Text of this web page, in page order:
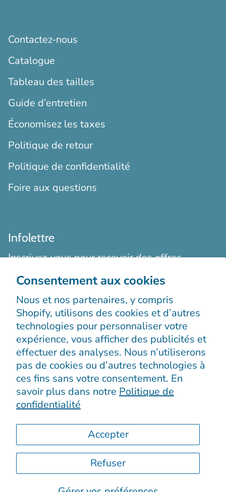
Consentement aux cookies
Nous et nos partenaires, y compris
Shopify, utilisons des cookies et d’autres
technologies pour personnaliser votre
expérience, vous afficher des publicités et
effectuer des analyses. Nous n’utiliserons
pas de cookies ou d’autres technologies à
ces fins sans votre consentement. En
savoir plus dans notre Politique de
confidentialité
Accepter
Refuser
Contactez-nous
Catalogue
Tableau des tailles
Guide d’entretien
Économisez les taxes
Politique de retour
Politique de confidentialité
Foire aux questions
Infolettre
Inscrivez-vous pour recevoir des offres
exclusives, des histoires originales, des
événements et bien plus encore.
S’enregistrer